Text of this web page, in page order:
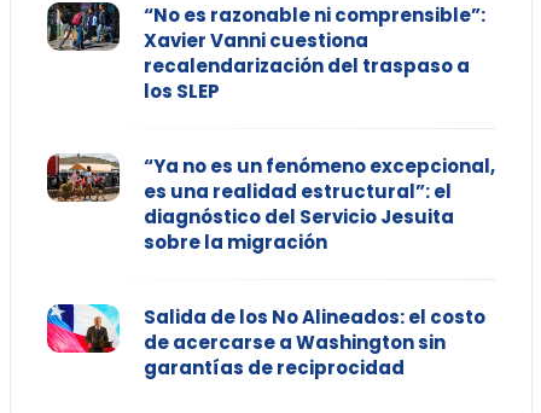
“No es razonable ni comprensible”:
Xavier Vanni cuestiona
recalendarización del traspaso a
los SLEP
“Ya no es un fenómeno excepcional,
es una realidad estructural”: el
diagnóstico del Servicio Jesuita
sobre la migración
Salida de los No Alineados: el costo
de acercarse a Washington sin
garantías de reciprocidad